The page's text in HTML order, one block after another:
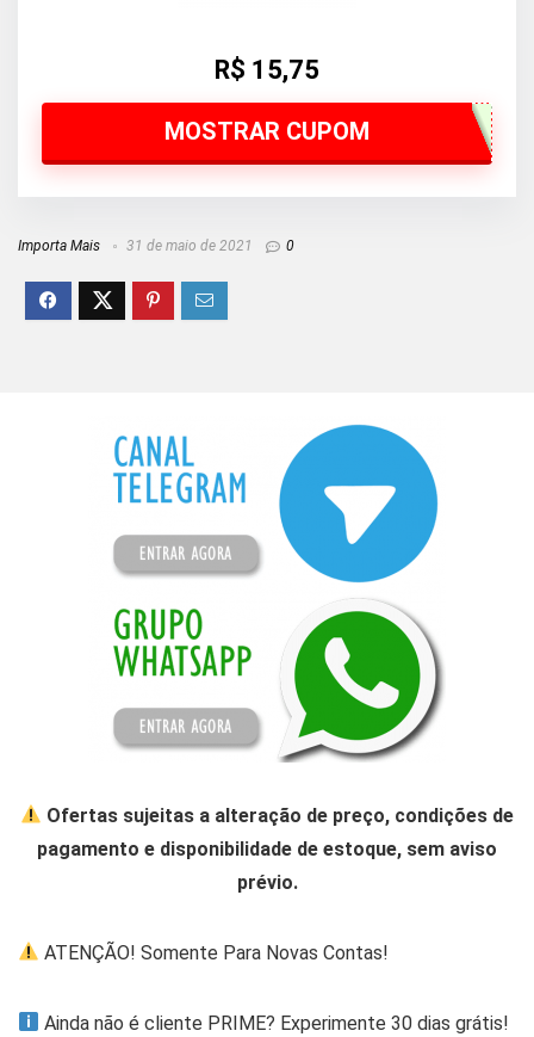
R$ 15,75
MOSTRAR CUPOM
Importa Mais 31 de maio de 2021 0
Ofertas sujeitas a alteração de preço, condições de
pagamento e disponibilidade de estoque, sem aviso
prévio.
ATENÇÃO! Somente Para Novas Contas!
Ainda não é cliente PRIME? Experimente 30 dias grátis!